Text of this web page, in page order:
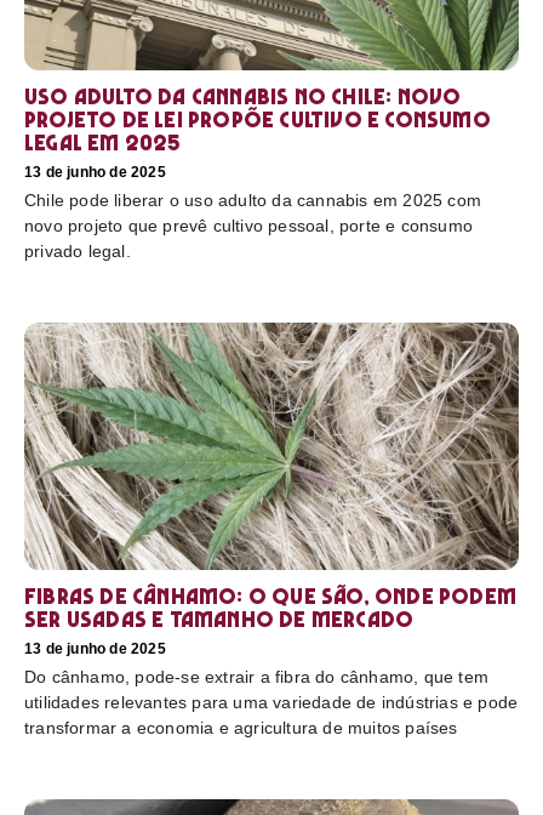
Uso adulto da cannabis no Chile: novo
projeto de lei propõe cultivo e consumo
legal em 2025
13 de junho de 2025
Chile pode liberar o uso adulto da cannabis em 2025 com
novo projeto que prevê cultivo pessoal, porte e consumo
privado legal.
Fibras de cânhamo: o que são, onde podem
ser usadas e tamanho de mercado
13 de junho de 2025
Do cânhamo, pode-se extrair a fibra do cânhamo, que tem
utilidades relevantes para uma variedade de indústrias e pode
transformar a economia e agricultura de muitos países